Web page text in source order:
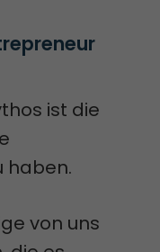
ist die
haben.
von uns